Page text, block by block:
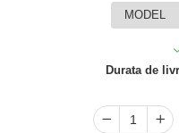
Durata de